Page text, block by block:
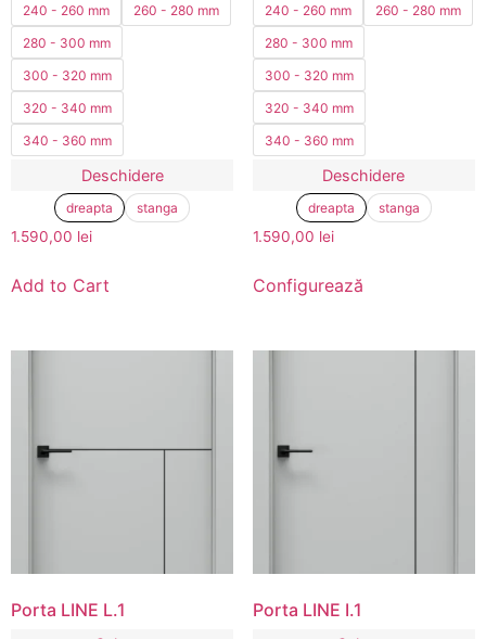
240 - 260 mm
260 - 280 mm
280 - 300 mm
300 - 320 mm
320 - 340 mm
340 - 360 mm
Deschidere
dreapta stanga
1.590,00 lei
Add to Cart
240 - 260 mm
260 - 280 mm
280 - 300 mm
300 - 320 mm
320 - 340 mm
340 - 360 mm
Deschidere
dreapta stanga
1.590,00 lei
Configurează
Porta LINE L.1 Porta LINE I.1